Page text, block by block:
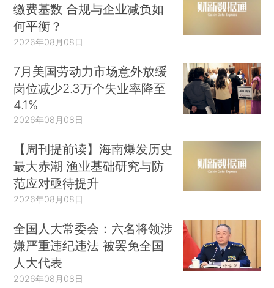
缴费基数 合规与企业减负如
何平衡？
2026年08月08日
7月美国劳动力市场意外放缓
岗位减少2.3万个失业率降至
4.1%
2026年08月08日
【周刊提前读】海南爆发历史
最大赤潮 渔业基础研究与防
范应对亟待提升
2026年08月08日
全国人大常委会：六名将领涉
嫌严重违纪违法 被罢免全国
人大代表
2026年08月08日